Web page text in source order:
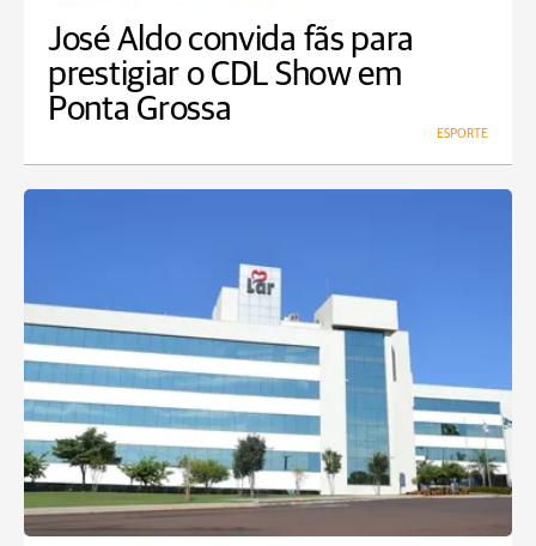
José Aldo convida fãs para
prestigiar o CDL Show em
Ponta Grossa
ESPORTE